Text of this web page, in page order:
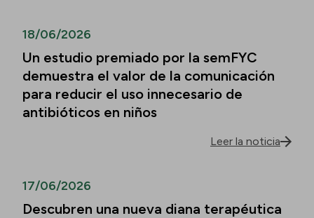
18/06/2026
Un estudio premiado por la semFYC
demuestra el valor de la comunicación
para reducir el uso innecesario de
antibióticos en niños
Leer la noticia
17/06/2026
Descubren una nueva diana terapéutica